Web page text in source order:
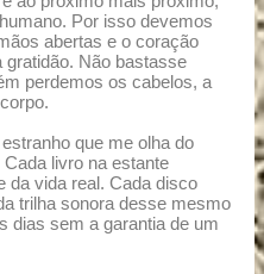
Por isso devemos
abertas e o coração
gratidão. Não bastasse
perdemos os cabelos, a
que me olha do
livro na estante
da vida real. Cada disco
trilha sonora desse mesmo
dias sem a garantia de um